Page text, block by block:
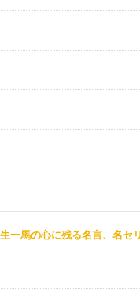
生一馬の心に残る名言、名セ